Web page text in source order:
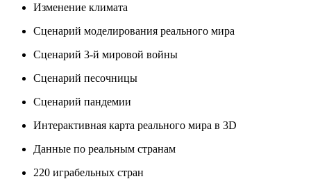
Изменение климата
Сценарий моделирования реального мира
Сценарий 3-й мировой войны
Сценарий песочницы
Сценарий пандемии
Интерактивная карта реального мира в 3D
Данные по реальным странам
220 играбельных стран